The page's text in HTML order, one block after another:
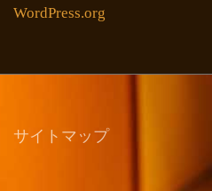
WordPress.org
サイトマップ